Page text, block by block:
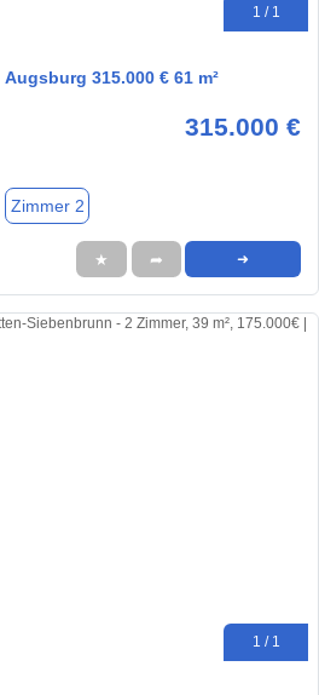
1 / 1
315.000 € 61 m²
315.000 €
Zimmer 2
★ ➦ ➜
1 / 1